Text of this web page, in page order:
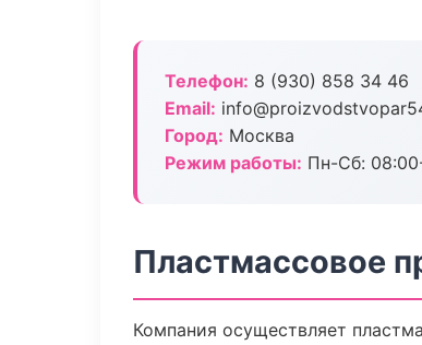
Телефон: 8 (930) 858 34 46
Email:
Город: Москва
Режим работы: Пн-Сб:
Пластмассовое
Компания осуществляет